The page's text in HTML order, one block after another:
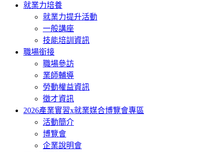
就業力培養
就業力提升活動
一般講座
技能培訓資訊
職場銜接
職場參訪
業師輔導
勞動權益資訊
徵才資訊
2026產業實習x就業媒合博覽會專區
活動簡介
博覽會
企業說明會